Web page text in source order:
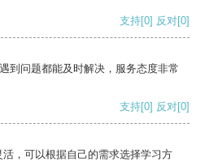
支持[0] 反对[0]
到问题都能及时解决，服务态度非常
支持[0] 反对[0]
，可以根据自己的需求选择学习方